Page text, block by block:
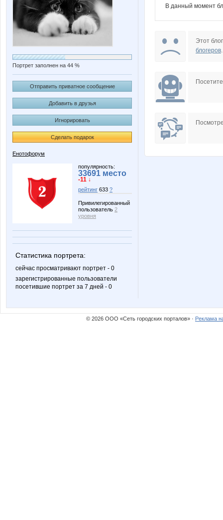
Портрет заполнен на 44 %
Отправить приватное сообщение
Добавить в друзья
Игнорировать
Сделать подарок
Енотофорум
популярность:
33691 место
-11 ↓
рейтинг 633 ?
Привилегированный
пользователь 2
уровня
Статистика портрета:
сейчас просматривают портрет - 0
зарегистрированные пользователи
посетившие портрет за 7 дней - 0
В данный момент
Этот
блогеров.
© 2026 ООО «Сеть городских порталов» · Реклама